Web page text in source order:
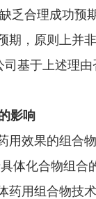
乏合理成功预
期，原则上并
基于上述理由
影响
用效果的组合
体化合物组合
药用组合物技